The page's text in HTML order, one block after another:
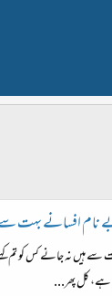
نام افسانے بہت
سے ہیں نہ جانے کس کو
ہے، کل پھر...